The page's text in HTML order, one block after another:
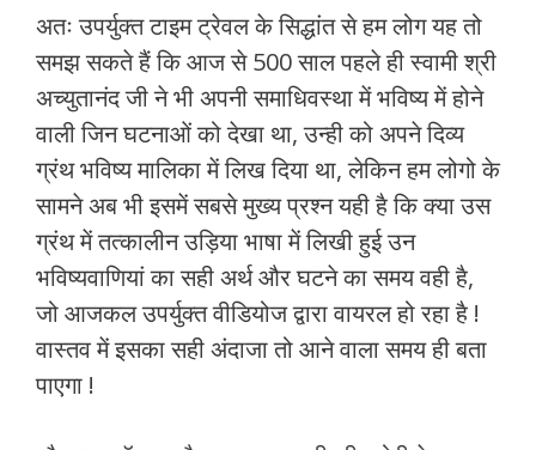
अतः उपर्युक्त टाइम ट्रेवल के सिद्धांत से हम लोग यह तो
समझ सकते हैं कि आज से 500 साल पहले ही स्वामी श्री
अच्युतानंद जी ने भी अपनी समाधिवस्था में भविष्य में होने
वाली जिन घटनाओं को देखा था, उन्ही को अपने दिव्य
ग्रंथ भविष्य मालिका में लिख दिया था, लेकिन हम लोगो के
सामने अब भी इसमें सबसे मुख्य प्रश्न यही है कि क्या उस
ग्रंथ में तत्कालीन उड़िया भाषा में लिखी हुई उन
भविष्यवाणियां का सही अर्थ और घटने का समय वही है,
जो आजकल उपर्युक्त वीडियोज द्वारा वायरल हो रहा है !
वास्तव में इसका सही अंदाजा तो आने वाला समय ही बता
पाएगा !